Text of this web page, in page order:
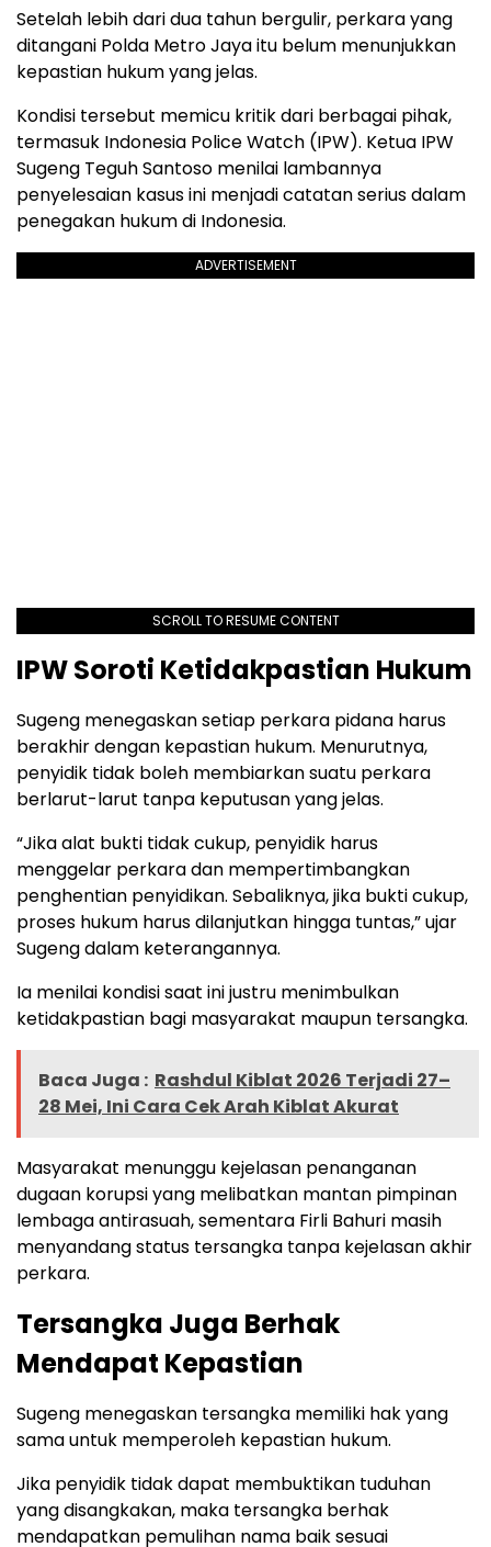
Setelah lebih dari dua tahun bergulir, perkara yang
ditangani Polda Metro Jaya itu belum menunjukkan
kepastian hukum yang jelas.
Kondisi tersebut memicu kritik dari berbagai pihak,
termasuk Indonesia Police Watch (IPW). Ketua IPW
Sugeng Teguh Santoso menilai lambannya
penyelesaian kasus ini menjadi catatan serius dalam
penegakan hukum di Indonesia.
ADVERTISEMENT
SCROLL TO RESUME CONTENT
IPW Soroti Ketidakpastian Hukum
Sugeng menegaskan setiap perkara pidana harus
berakhir dengan kepastian hukum. Menurutnya,
penyidik tidak boleh membiarkan suatu perkara
berlarut-larut tanpa keputusan yang jelas.
“Jika alat bukti tidak cukup, penyidik harus
menggelar perkara dan mempertimbangkan
penghentian penyidikan. Sebaliknya, jika bukti cukup,
proses hukum harus dilanjutkan hingga tuntas,” ujar
Sugeng dalam keterangannya.
Ia menilai kondisi saat ini justru menimbulkan
ketidakpastian bagi masyarakat maupun tersangka.
Baca Juga : Rashdul Kiblat 2026 Terjadi 27–
28 Mei, Ini Cara Cek Arah Kiblat Akurat
Masyarakat menunggu kejelasan penanganan
dugaan korupsi yang melibatkan mantan pimpinan
lembaga antirasuah, sementara Firli Bahuri masih
menyandang status tersangka tanpa kejelasan akhir
perkara.
Tersangka Juga Berhak
Mendapat Kepastian
Sugeng menegaskan tersangka memiliki hak yang
sama untuk memperoleh kepastian hukum.
Jika penyidik tidak dapat membuktikan tuduhan
yang disangkakan, maka tersangka berhak
mendapatkan pemulihan nama baik sesuai